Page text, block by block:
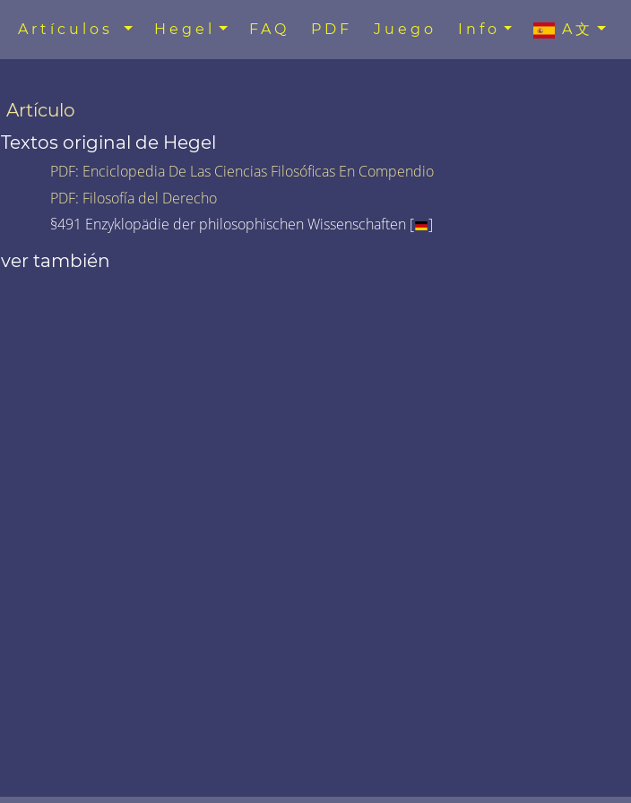
Artículos Hegel FAQ PDF Juego Info A文
Artículo
Textos original de Hegel
PDF: Enciclopedia De Las Ciencias Filosóficas En Compendio
PDF: Filosofía del Derecho
§491 Enzyklopädie der philosophischen Wissenschaften [
]
ver también